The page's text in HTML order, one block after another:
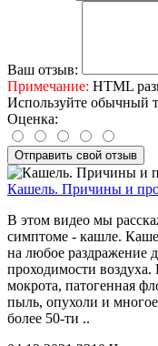
Ваш отзыв:
Примечание: HTML
Используйте обычный
Оценка:
Отправить свой отзыв
Кашель. Причины и
В этом видео мы
симптоме - кашле.
на любое раздражение
проходимости
мокрота, патогенная
пыль, опухоли и
более 50-ти ..